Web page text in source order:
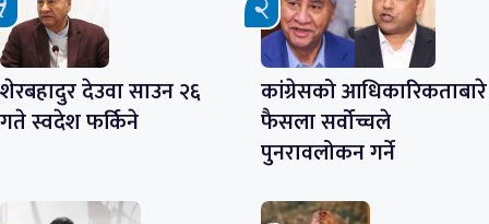
शेरबहादुर देउवा साउन २६
गते स्वदेश फर्किने
कांग्रेसको आधिकारिकताबारे
फैसला सर्वोच्चले
पुनरावलोकन गर्ने